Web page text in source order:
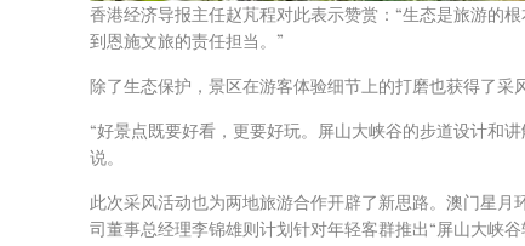
香港经济导报主任赵芃程对此表示赞赏：“生态是旅游的
到恩施文旅的责任担当。”
除了生态保护，景区在游客体验细节上的打磨也获得了采
“好景点既要好看，更要好玩。屏山大峡谷的步道设计和
说。
此次采风活动也为两地旅游合作开辟了新思路。澳门星
司董事总经理李锦雄则计划针对年轻客群推出“屏山大峡